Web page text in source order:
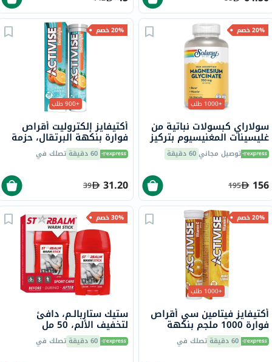
20% خصم
+1000 طلب
سولاراي كبسولات نباتية من
غليسينات المغنيسيوم بتركيز
350 ملجم لصحة العظام
والعضلات حزمة من 120
توصيل مجاني60 دقيقة
156
195
20% خصم
+900 طلب
أكتيفايز إلكتروليت أقراص
فوارة بنكهة البرتقال، حزمة
من 20 60 دقيقة تصلك في
31.20
39
20% خصم
+1000 طلب
أكتيفايز فيتامين سي أقراص
فوارة 1000 ملجم بنكهة
البرتقال حزمة من 20
60 دقيقة تصلك في
30% خصم
ستيك ستاربالـم، دافئ
لتخفيف الألم، 50 مل
60 دقيقة تصلك في